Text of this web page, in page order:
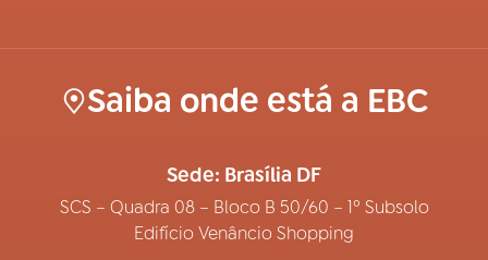
Saiba onde está a EBC
Sede: Brasília DF
SCS – Quadra 08 – Bloco B 50/60 – 1º Subsolo
Edifício Venâncio Shopping